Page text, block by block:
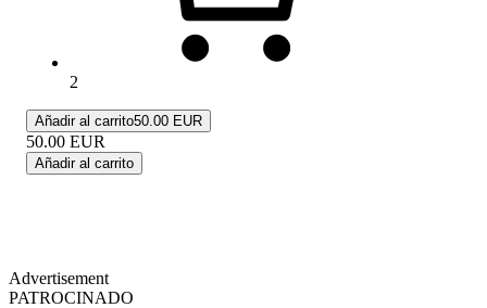
2
Añadir al carrito50.00 EUR
50.00 EUR
Añadir al carrito
Advertisement
PATROCINADO